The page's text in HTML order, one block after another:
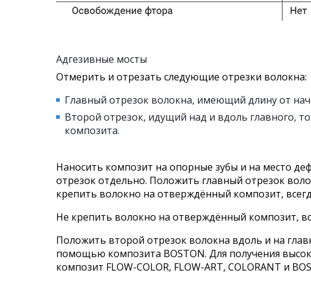
Адгезивные мосты
Отмерить и отрезать следующие отрезки волокна:
Главный отрезок волокна, имеющий длину от
Второй отрезок, идущий над и вдоль главного,
композита.
Наносить композит на опорные зубы и на место
отрезок отдельно. Положить главный отрезок
крепить волокно на отверждённый композит,
Не крепить волокно на отверждённый композит,
Положить второй отрезок волокна вдоль и на
помощью композита ВОSTON. Для получения
композит FLOW-COLOR, FLOW-ART, СОLORANT и